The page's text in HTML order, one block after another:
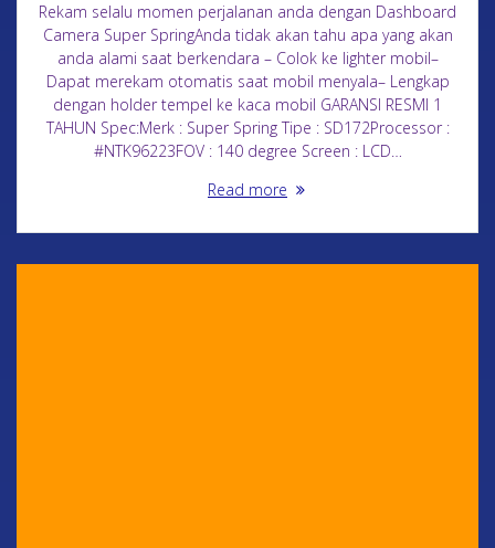
Rekam selalu momen perjalanan anda dengan Dashboard
Camera Super SpringAnda tidak akan tahu apa yang akan
anda alami saat berkendara – Colok ke lighter mobil–
Dapat merekam otomatis saat mobil menyala– Lengkap
dengan holder tempel ke kaca mobil GARANSI RESMI 1
TAHUN Spec:Merk : Super Spring Tipe : SD172Processor :
#NTK96223FOV : 140 degree Screen : LCD…
Read more